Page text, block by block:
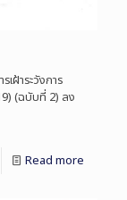
ฝ้าระวังการ
(ฉบับที่ 2) ลง
Read more